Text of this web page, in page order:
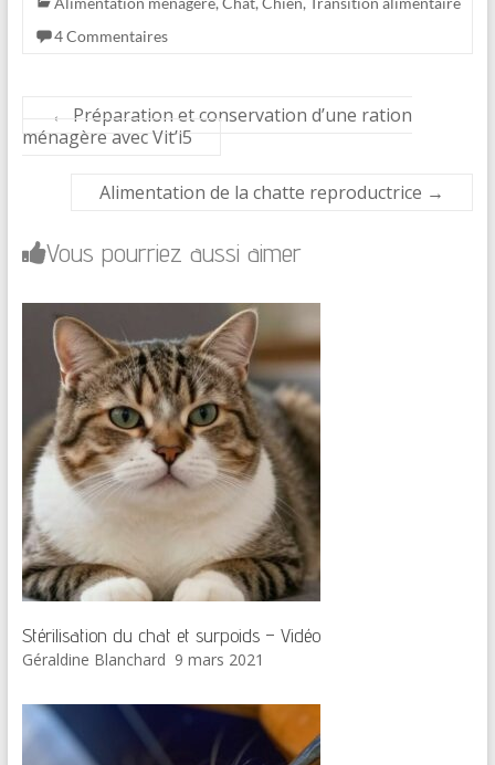
4 Commentaires
←
Préparation et conservation d’une ration
ménagère avec Vit’i5
Alimentation de la chatte reproductrice →
Vous pourriez aussi aimer
Stérilisation du chat et surpoids – Vidéo
Géraldine Blanchard 9 mars 2021